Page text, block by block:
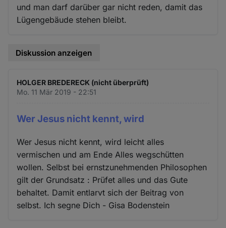
und man darf darüber gar nicht reden, damit das
Lügengebäude stehen bleibt.
Diskussion anzeigen
HOLGER BREDERECK (nicht überprüft)
Mo. 11 Mär 2019 - 22:51
Wer Jesus nicht kennt, wird
Wer Jesus nicht kennt, wird leicht alles
vermischen und am Ende Alles wegschütten
wollen. Selbst bei ernstzunehmenden Philosophen
gilt der Grundsatz : Prüfet alles und das Gute
behaltet. Damit entlarvt sich der Beitrag von
selbst. Ich segne Dich - Gisa Bodenstein